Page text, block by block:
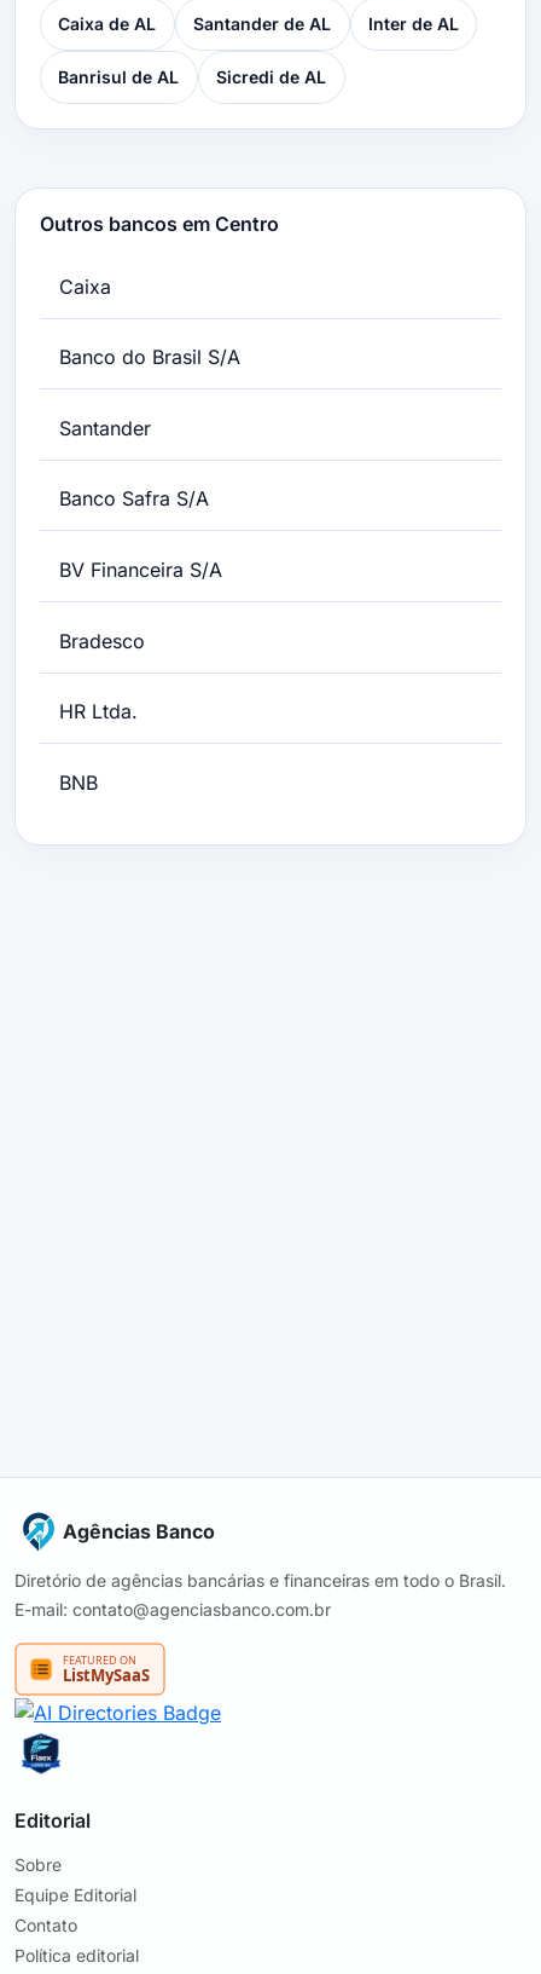
Caixa de AL Santander de AL Inter de AL
Banrisul de AL Sicredi de AL
Outros bancos em Centro
Caixa
Banco do Brasil S/A
Santander
Banco Safra S/A
BV Financeira S/A
Bradesco
HR Ltda.
BNB
Agências Banco
Diretório de agências bancárias e financeiras em todo o Brasil.
E-mail: contato@agenciasbanco.com.br
Editorial
Sobre
Equipe Editorial
Contato
Política editorial